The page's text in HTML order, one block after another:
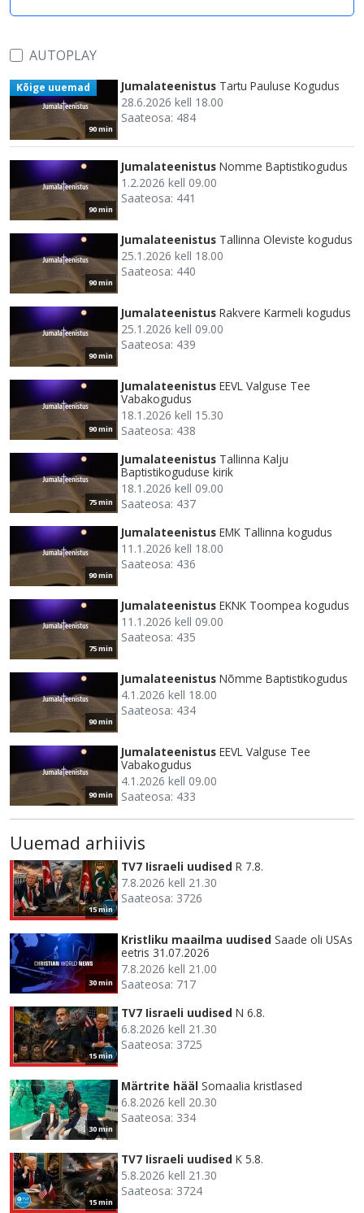
AUTOPLAY
90 min
Kõige uuemad Jumalateenistus Tartu Pauluse Kogudus
28.6.2026 kell 18.00
Saateosa: 484
90 min
Jumalateenistus Nomme Baptistikogudus
1.2.2026 kell 09.00
Saateosa: 441
90 min
Jumalateenistus Tallinna Oleviste kogudus
25.1.2026 kell 18.00
Saateosa: 440
90 min
Jumalateenistus Rakvere Karmeli kogudus
25.1.2026 kell 09.00
Saateosa: 439
90 min
Jumalateenistus EEVL Valguse Tee
Vabakogudus
18.1.2026 kell 15.30
Saateosa: 438
75 min
Jumalateenistus Tallinna Kalju
Baptistikoguduse kirik
18.1.2026 kell 09.00
Saateosa: 437
90 min
Jumalateenistus EMK Tallinna kogudus
11.1.2026 kell 18.00
Saateosa: 436
75 min
Jumalateenistus EKNK Toompea kogudus
11.1.2026 kell 09.00
Saateosa: 435
90 min
Jumalateenistus Nõmme Baptistikogudus
4.1.2026 kell 18.00
Saateosa: 434
90 min
Jumalateenistus EEVL Valguse Tee
Vabakogudus
4.1.2026 kell 09.00
Saateosa: 433
Uuemad arhiivis
15 min
TV7 Iisraeli uudised R 7.8.
7.8.2026 kell 21.30
Saateosa: 3726
30 min
Kristliku maailma uudised Saade oli USAs
eetris 31.07.2026
7.8.2026 kell 21.00
Saateosa: 717
15 min
TV7 Iisraeli uudised N 6.8.
6.8.2026 kell 21.30
Saateosa: 3725
30 min
Märtrite hääl Somaalia kristlased
6.8.2026 kell 20.30
Saateosa: 334
15 min
TV7 Iisraeli uudised K 5.8.
5.8.2026 kell 21.30
Saateosa: 3724